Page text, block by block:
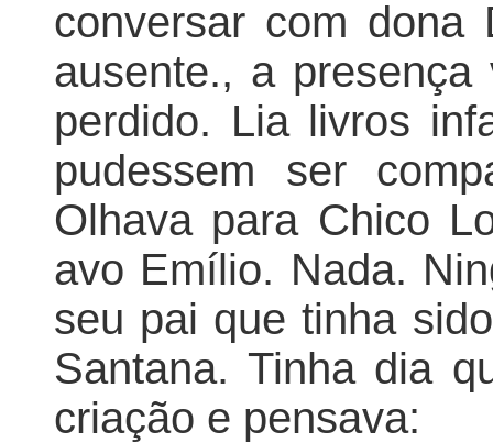
conversar com dona
ausente., a
perdido. Lia livros
pudessem ser
Olhava para Chico
avo Emílio. Nada.
seu pai que tinha
Santana. Tinha dia
criação e pensava: